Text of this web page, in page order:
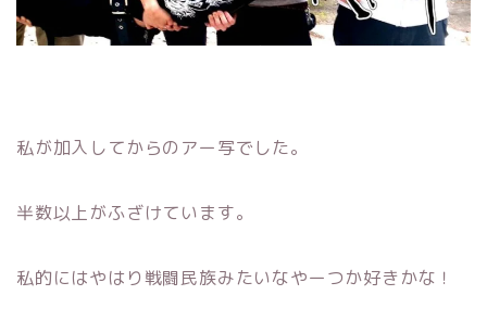
私が加入してからのアー写でした。
半数以上がふざけています。
私的にはやはり戦闘民族みたいなやーつか好きかな！